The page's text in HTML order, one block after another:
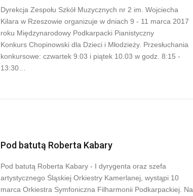
Dyrekcja Zespołu Szkół Muzycznych nr 2 im. Wojciecha
Kilara w Rzeszowie organizuje w dniach 9 - 11 marca 2017
roku Międzynarodowy Podkarpacki Pianistyczny
Konkurs Chopinowski dla Dzieci i Młodzieży. Przesłuchania
konkursowe: czwartek 9.03 i piątek 10.03 w godz. 8:15 -
13:30…
Pod batutą Roberta Kabary
Pod batutą Roberta Kabary - I dyrygenta oraz szefa
artystycznego Śląskiej Orkiestry Kamerlanej, wystąpi 10
marca Orkiestra Symfoniczna Filharmonii Podkarpackiej. Na